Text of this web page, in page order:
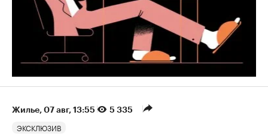
Жилье 07 авг, 13:55 5 335
ЭКСКЛЮЗИВ